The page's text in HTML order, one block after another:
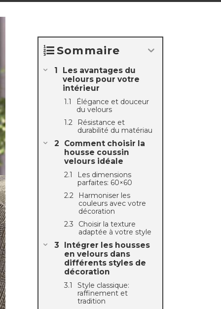
Sommaire
Les avantages du
velours pour votre
intérieur
Élégance et douceur
du velours
Résistance et
durabilité du matériau
Comment choisir la
housse coussin
velours idéale
Les dimensions
parfaites: 60×60
Harmoniser les
couleurs avec votre
décoration
Choisir la texture
adaptée à votre style
Intégrer les housses
en velours dans
différents styles de
décoration
Style classique:
raffinement et
tradition